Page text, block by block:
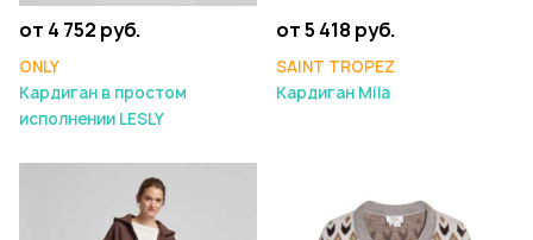
от 4 752 руб.
ONLY
Кардиган в простом
исполнении LESLY
от 5 418 руб.
SAINT TROPEZ
Кардиган Mila